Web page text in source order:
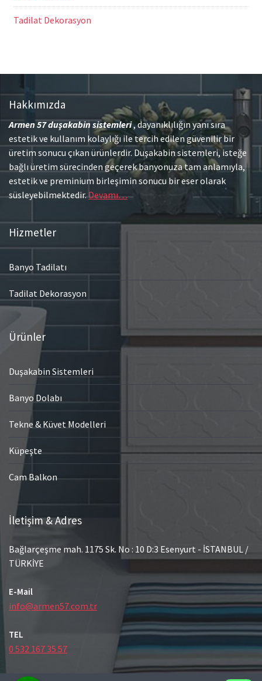
Tadilat Dekorasyon
Hakkımızda
Armen 57duşakabin sistemleri, dayanıklılığın yanı sıra
estetik ve kullanım kolaylığı ile tercih edilen güvenilir bir
üretim sonucu çıkan ürünlerdir. Duşakabin sistemleri, isteğe
bağlı üretim sürecinden geçerek banyonuza tam anlamıyla,
estetik ve preminium birleşimin sonucu bir eser olarak
süsleyebilmektedir.Devamı…
Hizmetler
Banyo Tadilatı
Tadilat Dekorasyon
Ürünler
Duşakabin Sistemleri
Banyo Dolabı
Tekne & Küvet Modelleri
Küpeşte
Cam Balkon
İletişim & Adres
Bağlarçeşme mah. 1175 Sk. No : 10 D:3 Esenyurt - İSTANBUL /
TÜRKİYE
E-Mail
info@armen57.com.tr
TEL
0 532 167 35 57